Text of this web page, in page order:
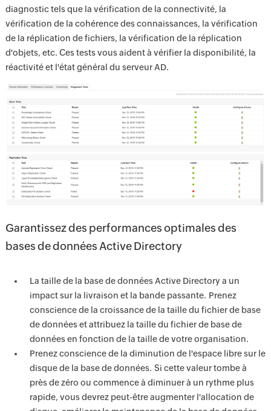
diagnostic tels que la vérification de la connectivité, la
vérification de la cohérence des connaissances, la vérification
de la réplication de fichiers, la vérification de la réplication
d'objets, etc. Ces tests vous aident à vérifier la disponibilité, la
réactivité et l'état général du serveur AD.
Garantissez des performances optimales des
bases de données Active Directory
La taille de la base de données Active Directory a un
impact sur la livraison et la bande passante. Prenez
conscience de la croissance de la taille du fichier de base
de données et attribuez la taille du fichier de base de
données en fonction de la taille de votre organisation.
Prenez conscience de la diminution de l'espace libre sur le
disque de la base de données. Si cette valeur tombe à
près de zéro ou commence à diminuer à un rythme plus
rapide, vous devrez peut-être augmenter l'allocation de